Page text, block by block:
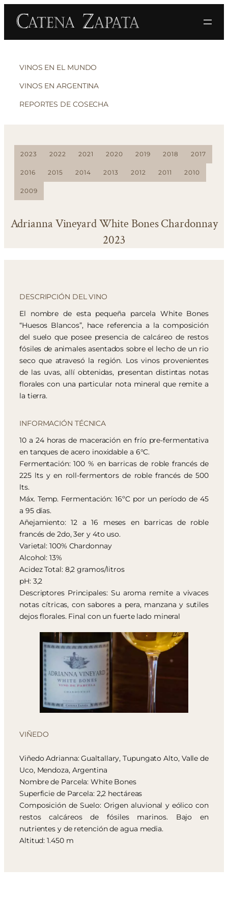
VINOS EN EL MUNDO
VINOS EN ARGENTINA
REPORTES DE COSECHA
2023 2022 2021 2020 2019 2018 2017
2016 2015 2014 2013 2012 2011 2010
2009
Adrianna Vineyard White Bones Chardonnay
2023
DESCRIPCIÓN DEL VINO
El nombre de esta pequeña parcela White Bones
“Huesos Blancos”, hace referencia a la composición
del suelo que posee presencia de calcáreo de restos
fósiles de animales asentados sobre el lecho de un rio
seco que atravesó la región. Los vinos provenientes
de las uvas, allí obtenidas, presentan distintas notas
florales con una particular nota mineral que remite a
la tierra.
INFORMACIÓN TÉCNICA
10 a 24 horas de maceración en frío pre-fermentativa
en tanques de acero inoxidable a 6°C.
Fermentación: 100 % en barricas de roble francés de
225 lts y en roll-fermentors de roble francés de 500
lts.
Máx. Temp. Fermentación: 16ºC por un período de 45
a 95 días.
Añejamiento: 12 a 16 meses en barricas de roble
francés de 2do, 3er y 4to uso.
Varietal: 100% Chardonnay
Alcohol: 13%
Acidez Total: 8,2 gramos/litros
pH: 3,2
Descriptores Principales: Su aroma remite a vivaces
notas cítricas, con sabores a pera, manzana y sutiles
dejos florales. Final con un fuerte lado mineral
VIÑEDO
Viñedo Adrianna: Gualtallary, Tupungato Alto, Valle de
Uco, Mendoza, Argentina
Nombre de Parcela: White Bones
Superficie de Parcela: 2,2 hectáreas
Composición de Suelo: Origen aluvional y eólico con
restos calcáreos de fósiles marinos. Bajo en
nutrientes y de retención de agua media.
Altitud: 1.450 m